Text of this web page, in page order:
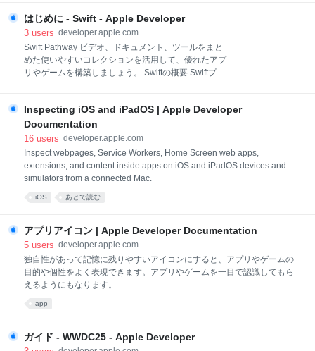
Off（描画オフ）は、手書きのカリグラフィーの動きに
インスパイアされた新しいアニメーションプリセット
して、新しいサーバ証明書：SHA-2 Root : USERTrust
RSA認証局（CA）証明書（英語）を追加する必要があ
ります。 サーバ証明書をスムーズに移行し、プッシュ
通知配信の失敗を回避するために、Sandboxとプロダ
クション環境に接続する各アプリサーバについて、旧
とを確認してください。 現時点では、Appleが発行し
たAPNs SSLプロバイダ証明書を更新する必要はあ
はじめに - Swift - Apple Developer
3 users developer.apple.com
Swift Pathway ビデオ、ドキュメント、ツールをまと
めた使いやすいコレクションを活用して、優れたアプ
リやゲームを構築しましょう。 Swiftの概要 Swiftプロ
ミング言語にするという目標を掲げる、大規模なオー
プンソースコミュニティに支えられています。 Apple
によって開発され、2014年のWorldwide Developers
Conferenceで発表されたSwiftは、安全で親しみやす
く、高性能な汎用プログラミング言語として設計され
ました。これらの目標を実現するために、Swiftの最新
Objective-Cコードとの相互運用性などさまざまな機能
ースライセンスの下で
Inspecting iOS and iPadOS | Apple Developer
Documentation
16 users developer.apple.com
Inspect webpages, Service Workers, Home Screen web apps,
extensions, and content inside apps on iOS and iPadOS devices and
simulators from a connected Mac.
iOS あとで読む
アプリアイコン | Apple Developer Documentation
5 users developer.apple.com
独自性があって記憶に残りやすいアイコンにすると、アプリやゲームの
目的や個性をよく表現できます。アプリやゲームを一目で認識してもら
えるようにもなります。
app
ガイド - WWDC25 - Apple Developer